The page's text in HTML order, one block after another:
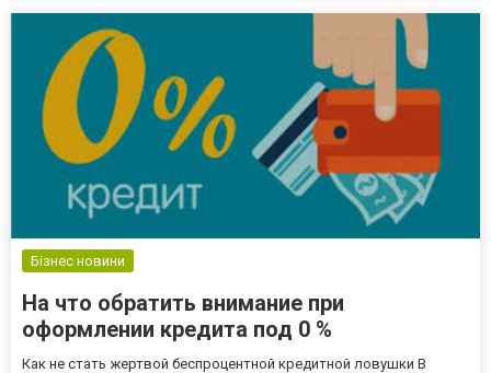
Бізнес новини
На что обратить внимание при
оформлении кредита под 0 %
Как не стать жертвой беспроцентной кредитной ловушки В